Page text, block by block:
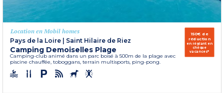
Location en Mobil homes
Pays de la Loire
Saint Hilaire de Riez
Camping Demoiselles Plage
Camping-club animé dans un parc boisé à 500m de la plage avec
piscine chauffée, toboggans, terrain multisports, ping-pong.
150€ de
réduction
en réglant en
chèque
vacances*